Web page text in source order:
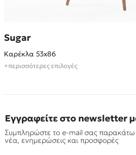
Sugar
Καρέκλα 53x86
+περισσότερες επιλογές
Εγγραφείτε στο newsletter
Συμπληρώστε το e-mail σας παρακάτω
νέα, ενημερώσεις και προσφορές